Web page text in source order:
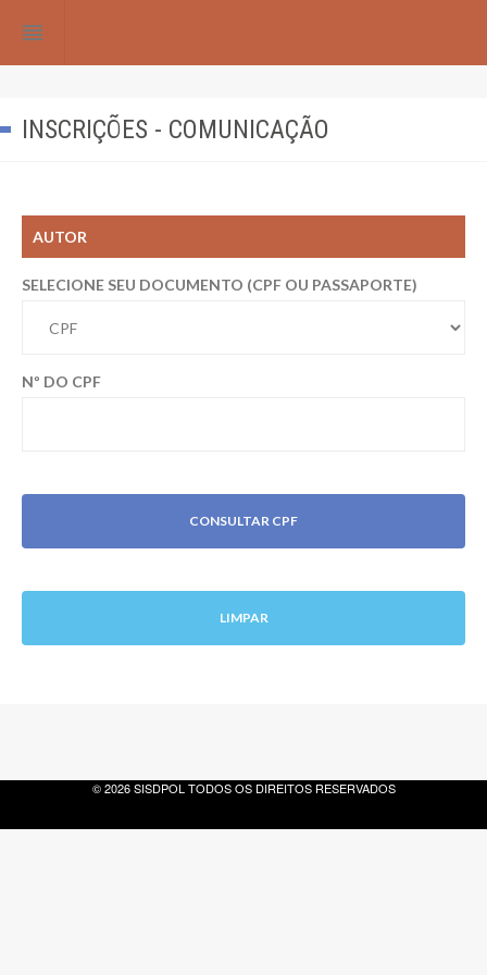
reorder
INSCRIÇÕES - COMUNICAÇÃO
AUTOR
SELECIONE SEU DOCUMENTO (CPF OU PASSAPORTE)
Nº DO CPF
CONSULTAR CPF
LIMPAR
© 2026 SISDPOL TODOS OS DIREITOS RESERVADOS